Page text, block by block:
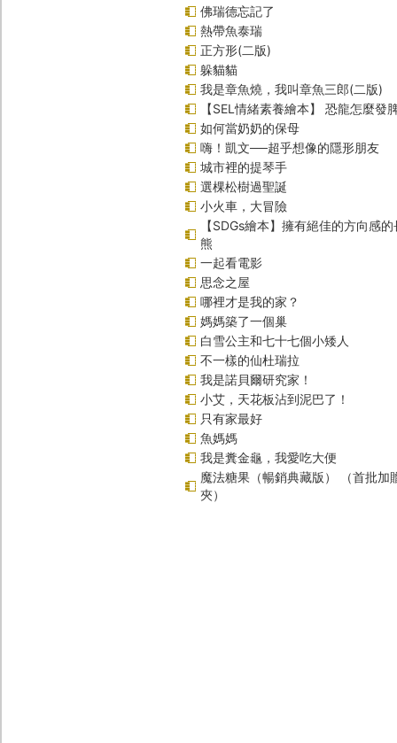
佛瑞德忘記了
熱帶魚泰瑞
正方形(二版)
躲貓貓
我是章魚燒，我叫章魚三郎(二版)
【SEL情緒素養繪本】 恐龍怎麼發
如何當奶奶的保母
嗨！凱文──超乎想像的隱形朋友
城市裡的提琴手
選棵松樹過聖誕
小火車，大冒險
【SDGs繪本】擁有絕佳的方向感
熊
一起看電影
思念之屋
哪裡才是我的家？
媽媽築了一個巢
白雪公主和七十七個小矮人
不一樣的仙杜瑞拉
我是諾貝爾研究家！
小艾，天花板沾到泥巴了！
只有家最好
魚媽媽
我是糞金龜，我愛吃大便
魔法糖果（暢銷典藏版） （首批加
夾）